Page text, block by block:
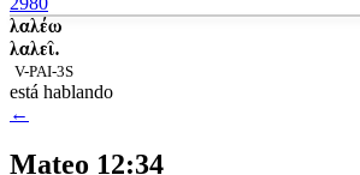
λαλέω
λαλεῖ.
V-PAI-3S
está hablando
←
Mateo 12:34